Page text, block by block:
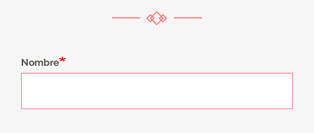
Nombre